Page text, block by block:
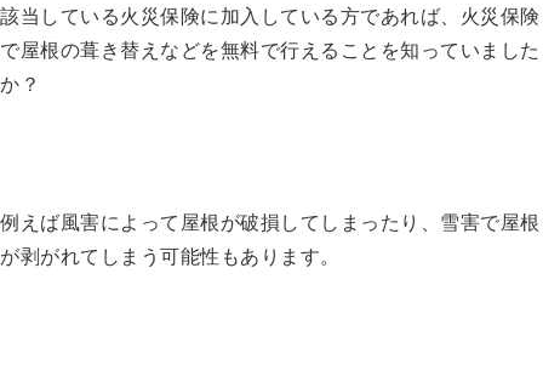
該当している火災保険に加入している方であれば、火災保険
で屋根の葺き替えなどを無料で行えることを知っていました
か？
例えば風害によって屋根が破損してしまったり、雪害で屋根
が剥がれてしまう可能性もあります。